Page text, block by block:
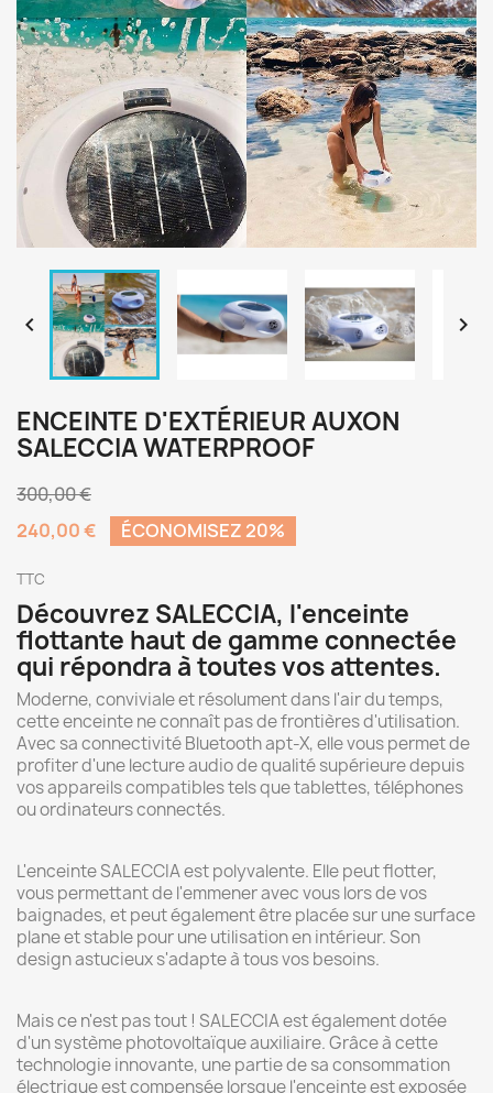
 
ENCEINTE D'EXTÉRIEUR AUXON
SALECCIA WATERPROOF
300,00 €
240,00 €
ÉCONOMISEZ 20%
TTC
Découvrez SALECCIA, l'enceinte
flottante haut de gamme connectée
qui répondra à toutes vos attentes.
Moderne, conviviale et résolument dans l'air du temps,
cette enceinte ne connaît pas de frontières d'utilisation.
Avec sa connectivité Bluetooth apt-X, elle vous permet de
profiter d'une lecture audio de qualité supérieure depuis
vos appareils compatibles tels que tablettes, téléphones
ou ordinateurs connectés.
L'enceinte SALECCIA est polyvalente. Elle peut flotter,
vous permettant de l'emmener avec vous lors de vos
baignades, et peut également être placée sur une surface
plane et stable pour une utilisation en intérieur. Son
design astucieux s'adapte à tous vos besoins.
Mais ce n'est pas tout ! SALECCIA est également dotée
d'un système photovoltaïque auxiliaire. Grâce à cette
technologie innovante, une partie de sa consommation
électrique est compensée lorsque l'enceinte est exposée